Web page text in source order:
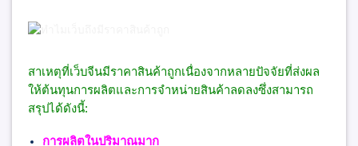
สาเหตุที่เว็บจีนมีราคาสินค้าถูกเนื่องจากหลายปัจจัยที่ส่งผล
ให้ต้นทุนการผลิตและการจำหน่ายสินค้าลดลงซึ่งสามารถ
สรุปได้ดังนี้:
การผลิตในปริมาณมาก